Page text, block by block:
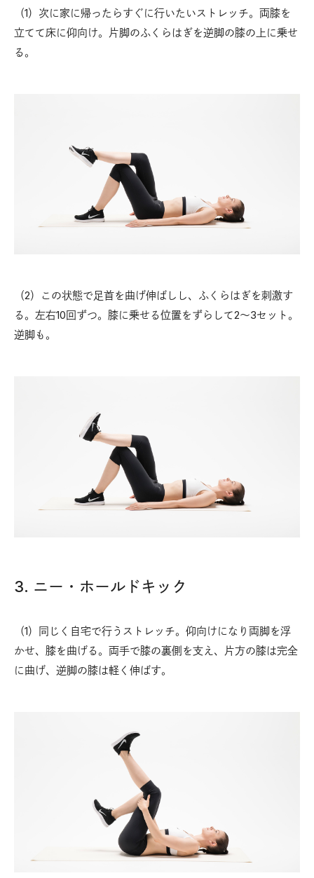
（1）次に家に帰ったらすぐに行いたいストレッチ。両膝を
立てて床に仰向け。片脚のふくらはぎを逆脚の膝の上に乗せ
る。
（2）この状態で足首を曲げ伸ばしし、ふくらはぎを刺激す
る。左右10回ずつ。膝に乗せる位置をずらして2〜3セット。
逆脚も。
3. ニー・ホールドキック
（1）同じく自宅で行うストレッチ。仰向けになり両脚を浮
かせ、膝を曲げる。両手で膝の裏側を支え、片方の膝は完全
に曲げ、逆脚の膝は軽く伸ばす。